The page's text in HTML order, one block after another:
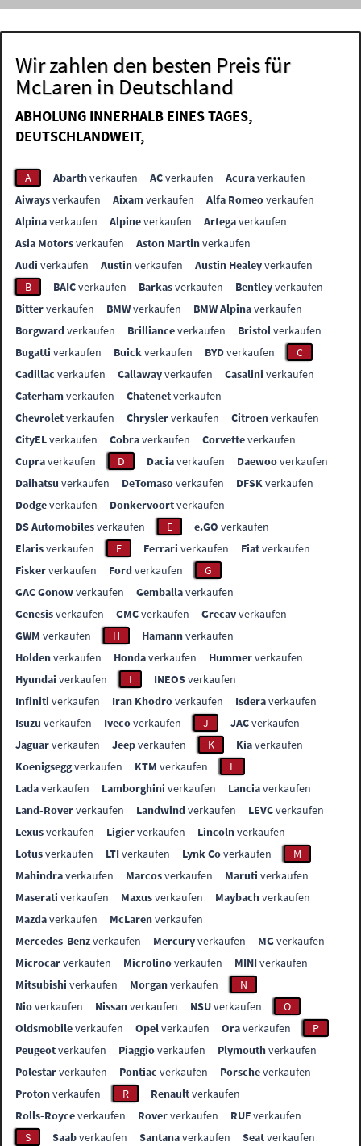
Wir zahlen den besten Preis für
McLaren in Deutschland
ABHOLUNG INNERHALB EINES TAGES,
DEUTSCHLANDWEIT,
A Abarthverkaufen ACverkaufen Acuraverkaufen
Aiwaysverkaufen Aixamverkaufen Alfa Romeoverkaufen
Alpinaverkaufen Alpineverkaufen Artegaverkaufen
Asia Motorsverkaufen Aston Martinverkaufen
Audi verkaufen Austinverkaufen Austin Healeyverkaufen
B
BAICverkaufen Barkasverkaufen Bentleyverkaufen
Bitterverkaufen BMWverkaufen BMW Alpinaverkaufen
Borgwardverkaufen Brillianceverkaufen Bristolverkaufen
Bugatti verkaufen Buickverkaufen BYDverkaufen
C
Cadillac verkaufen Callawayverkaufen Casalini verkaufen
Caterhamverkaufen Chatenetverkaufen
Chevroletverkaufen Chryslerverkaufen Citroenverkaufen
CityELverkaufen Cobraverkaufen Corvetteverkaufen
Cupraverkaufen D Daciaverkaufen Daewooverkaufen
Daihatsu verkaufen DeTomasoverkaufen DFSKverkaufen
Dodgeverkaufen Donkervoortverkaufen
DS Automobilesverkaufen E e.GO verkaufen
Elarisverkaufen F Ferrari verkaufen Fiatverkaufen
Fiskerverkaufen Fordverkaufen
G
GAC Gonowverkaufen Gemballaverkaufen
Genesisverkaufen GMCverkaufen Grecavverkaufen
GWM verkaufen H Hamannverkaufen
Holdenverkaufen Hondaverkaufen Hummerverkaufen
Hyundai verkaufen I INEOSverkaufen
Infiniti verkaufen Iran Khodroverkaufen Isderaverkaufen
Isuzu verkaufen Ivecoverkaufen J JACverkaufen
Jaguarverkaufen Jeepverkaufen K Kiaverkaufen
Koenigseggverkaufen KTM verkaufen
L
Ladaverkaufen Lamborghini verkaufen Lanciaverkaufen
Land-Roververkaufen Landwindverkaufen LEVCverkaufen
Lexusverkaufen Ligierverkaufen Lincolnverkaufen
Lotusverkaufen LTIverkaufen Lynk Coverkaufen
M
Mahindraverkaufen Marcosverkaufen Maruti verkaufen
Maserati verkaufen Maxusverkaufen Maybachverkaufen
Mazdaverkaufen McLarenverkaufen
Mercedes-Benzverkaufen Mercuryverkaufen MGverkaufen
Microcarverkaufen Microlinoverkaufen MINIverkaufen
Mitsubishi verkaufen Morganverkaufen
N
Nioverkaufen Nissanverkaufen NSUverkaufen
O
Oldsmobileverkaufen Opelverkaufen Oraverkaufen
P
Peugeotverkaufen Piaggioverkaufen Plymouthverkaufen
Polestarverkaufen Pontiac verkaufen Porscheverkaufen
Protonverkaufen R Renaultverkaufen
Rolls-Royceverkaufen Roververkaufen RUFverkaufen
S
Saabverkaufen Santanaverkaufen Seatverkaufen